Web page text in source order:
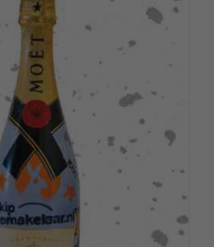
Over ons
Contact
Shopping Cart
My Account